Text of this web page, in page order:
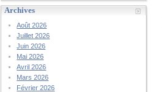
Archives
Août 2026
Juillet 2026
Juin 2026
Mai 2026
Avril 2026
Mars 2026
Février 2026